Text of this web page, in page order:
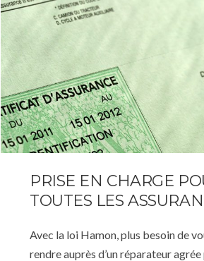
PRISE EN CHARGE
TOUTES LES
Avec la loi Hamon, plus besoin de
rendre auprès d’un réparateur agrée